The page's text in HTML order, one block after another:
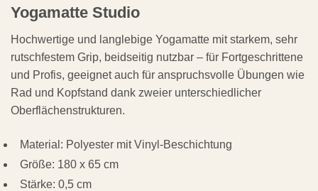
Yogamatte Studio
Hochwertige und langlebige Yogamatte mit starkem, sehr
rutschfestem Grip, beidseitig nutzbar – für Fortgeschrittene
und Profis, geeignet auch für anspruchsvolle Übungen wie
Rad und Kopfstand dank zweier unterschiedlicher
Oberflächenstrukturen.
Material: Polyester mit Vinyl-Beschichtung
Größe: 180 x 65 cm
Stärke: 0,5 cm